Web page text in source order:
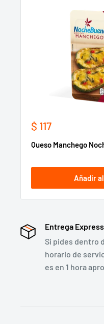
Precio
venta
$ 117
Queso Manchego
Añadir
Entrega Express
Si pides dentro
horario de
es en 1 hora